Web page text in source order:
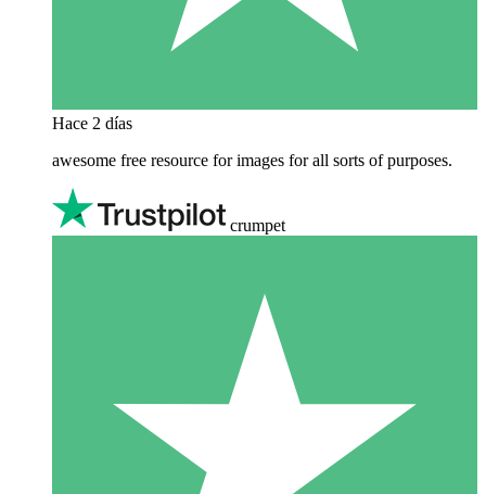
Hace 2 días
awesome free resource for images for all sorts of purposes.
crumpet